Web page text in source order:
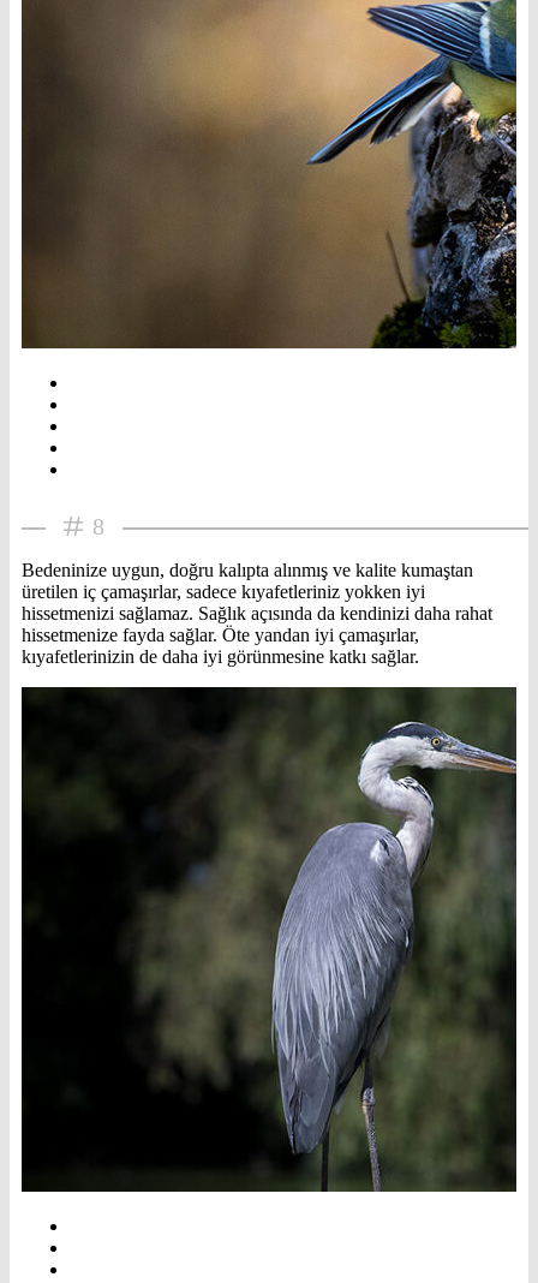
8
Bedeninize uygun, doğru kalıpta alınmış ve kalite kumaştan
üretilen iç çamaşırlar, sadece kıyafetleriniz yokken iyi
hissetmenizi sağlamaz. Sağlık açısında da kendinizi daha rahat
hissetmenize fayda sağlar. Öte yandan iyi çamaşırlar,
kıyafetlerinizin de daha iyi görünmesine katkı sağlar.